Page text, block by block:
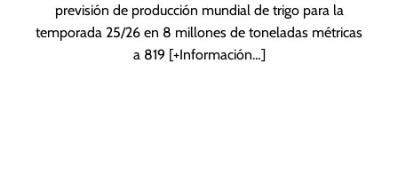
previsión de producción mundial de trigo para la
temporada 25/26 en 8 millones de toneladas métricas
a 819 [+Información…]